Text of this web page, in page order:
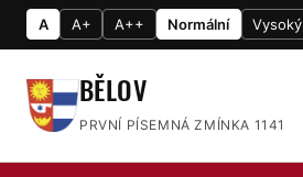
A A+ A++ Normální Vysoký
BĚLOV
PRVNÍ PÍSEMNÁ ZMÍNKA 1141